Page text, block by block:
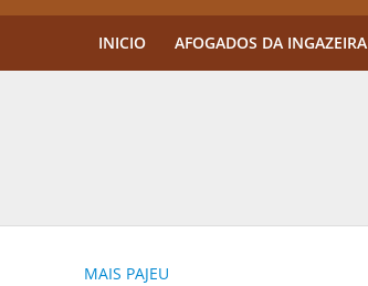
INICIO AFOGADOS DA INGAZEIRA
MAIS PAJEU